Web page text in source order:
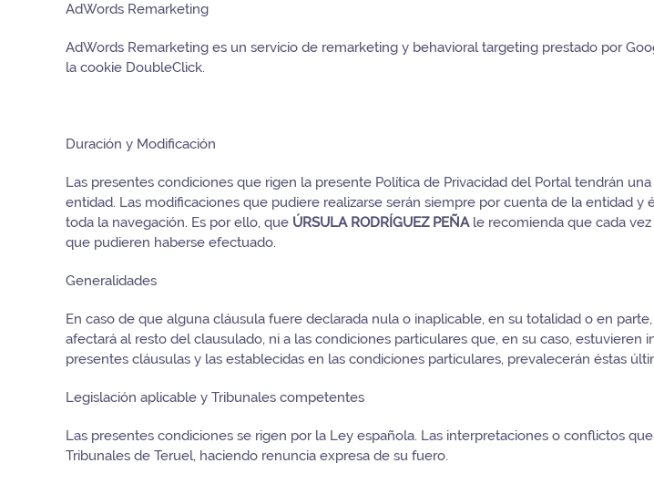
AdWords Remarketing
AdWords Remarketing es un servicio de remarketing y behavioral targeting prestado por
la cookie DoubleClick.
Duración y Modificación
Las presentes condiciones que rigen la presente Política de Privacidad del Portal tendrán
entidad. Las modificaciones que pudiere realizarse serán siempre por cuenta de la entidad
toda la navegación. Es por ello, que ÚRSULA RODRÍGUEZ PEÑAle recomienda que cada
que pudieren haberse efectuado.
Generalidades
En caso de que alguna cláusula fuere declarada nula o inaplicable, en su totalidad o en
afectará al resto del clausulado, ni a las condiciones particulares que, en su caso,
presentes cláusulas y las establecidas en las condiciones particulares, prevalecerán éstas
Legislación aplicable y Tribunales competentes
Las presentes condiciones se rigen por la Ley española. Las interpretaciones o conflictos
Tribunales de Teruel, haciendo renuncia expresa de su fuero.